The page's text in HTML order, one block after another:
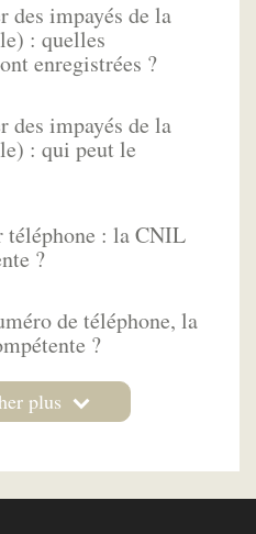
des impayés de la
: quelles
enregistrées ?
des impayés de la
: qui peut le
téléphone : la CNIL
?
de téléphone, la
?
plus